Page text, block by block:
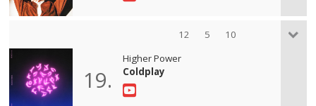
12 5 10
19.
Higher Power
Coldplay